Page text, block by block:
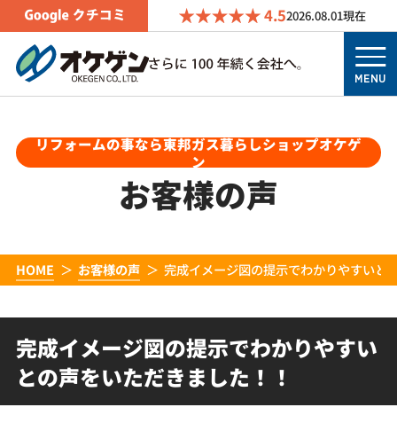
4.52026.08.01現在
MENU
リフォームの事なら東邦ガス暮らしショップオケゲ
ン
お客様の声
HOME お客様の声 完成イメージ図の提示でわかりやすいと
完成イメージ図の提示でわかりやすい
との声をいただきました！！